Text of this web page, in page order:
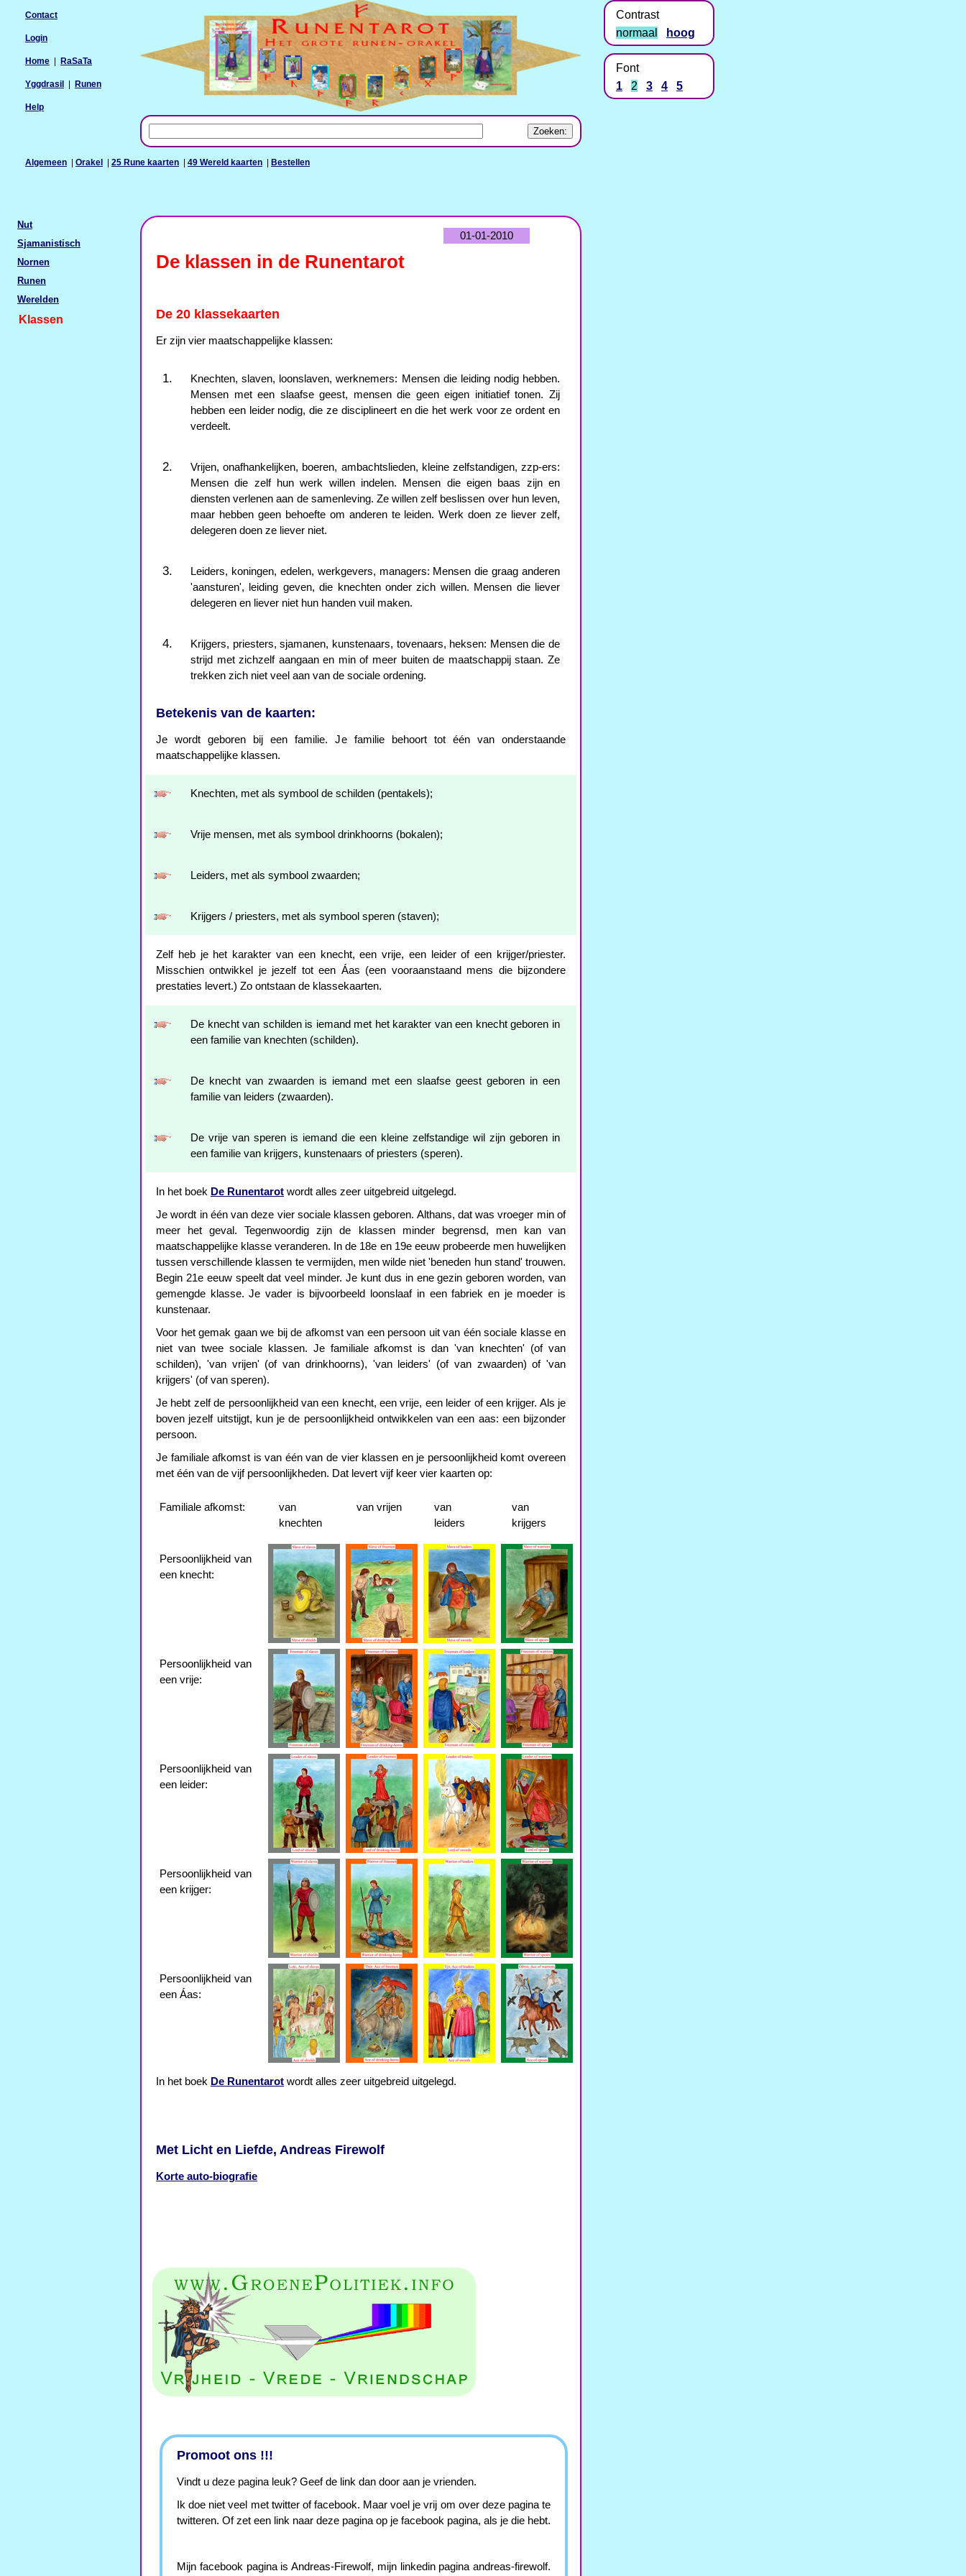
Algemeen Orakel 25 Rune kaarten 49 Wereld kaarten Bestellen
Contact
Login
Home RaSaTa
Yggdrasil Runen
Help
01-01-2010
De klassen in de Runentarot
De 20 klassekaarten
Er zijn vier maatschappelijke klassen:
Knechten, slaven, loonslaven, werknemers: Mensen die leiding nodig hebben.
Mensen met een slaafse geest, mensen die geen eigen initiatief tonen. Zij
hebben een leider nodig, die ze disciplineert en die het werk voor ze ordent en
verdeelt.
Vrijen, onafhankelijken, boeren, ambachtslieden, kleine zelfstandigen, zzp-ers:
Mensen die zelf hun werk willen indelen. Mensen die eigen baas zijn en
diensten verlenen aan de samenleving. Ze willen zelf beslissen over hun leven,
maar hebben geen behoefte om anderen te leiden. Werk doen ze liever zelf,
delegeren doen ze liever niet.
Leiders, koningen, edelen, werkgevers, managers: Mensen die graag anderen
'aansturen', leiding geven, die knechten onder zich willen. Mensen die liever
delegeren en liever niet hun handen vuil maken.
Krijgers, priesters, sjamanen, kunstenaars, tovenaars, heksen: Mensen die de
strijd met zichzelf aangaan en min of meer buiten de maatschappij staan. Ze
trekken zich niet veel aan van de sociale ordening.
Betekenis van de kaarten:
Je wordt geboren bij een familie. Je familie behoort tot één van onderstaande
maatschappelijke klassen.
Knechten, met als symbool de schilden (pentakels);
Vrije mensen, met als symbool drinkhoorns (bokalen);
Leiders, met als symbool zwaarden;
Krijgers / priesters, met als symbool speren (staven);
Zelf heb je het karakter van een knecht, een vrije, een leider of een krijger/priester.
Misschien ontwikkel je jezelf tot een Áas (een vooraanstaand mens die bijzondere
prestaties levert.) Zo ontstaan de klassekaarten.
De knecht van schilden is iemand met het karakter van een knecht geboren in
een familie van knechten (schilden).
De knecht van zwaarden is iemand met een slaafse geest geboren in een
familie van leiders (zwaarden).
De vrije van speren is iemand die een kleine zelfstandige wil zijn geboren in
een familie van krijgers, kunstenaars of priesters (speren).
In het boek De Runentarot wordt alles zeer uitgebreid uitgelegd.
Je wordt in één van deze vier sociale klassen geboren. Althans, dat was vroeger min of
meer het geval. Tegenwoordig zijn de klassen minder begrensd, men kan van
maatschappelijke klasse veranderen. In de 18e en 19e eeuw probeerde men huwelijken
tussen verschillende klassen te vermijden, men wilde niet 'beneden hun stand' trouwen.
Begin 21e eeuw speelt dat veel minder. Je kunt dus in ene gezin geboren worden, van
gemengde klasse. Je vader is bijvoorbeeld loonslaaf in een fabriek en je moeder is
kunstenaar.
Voor het gemak gaan we bij de afkomst van een persoon uit van één sociale klasse en
niet van twee sociale klassen. Je familiale afkomst is dan 'van knechten' (of van
schilden), 'van vrijen' (of van drinkhoorns), 'van leiders' (of van zwaarden) of 'van
krijgers' (of van speren).
Je hebt zelf de persoonlijkheid van een knecht, een vrije, een leider of een krijger. Als je
boven jezelf uitstijgt, kun je de persoonlijkheid ontwikkelen van een aas: een bijzonder
persoon.
Je familiale afkomst is van één van de vier klassen en je persoonlijkheid komt overeen
met één van de vijf persoonlijkheden. Dat levert vijf keer vier kaarten op:
Familiale afkomst:
van
knechten
van vrijen
van
leiders
van
krijgers
Persoonlijkheid van
een knecht:
Persoonlijkheid van
een vrije:
Persoonlijkheid van
een leider:
Persoonlijkheid van
een krijger:
Persoonlijkheid van
een Áas:
In het boek De Runentarot wordt alles zeer uitgebreid uitgelegd.
Met Licht en Liefde, Andreas Firewolf
Korte auto-biografie
Promoot ons !!!
Vindt u deze pagina leuk? Geef de link dan door aan je vrienden.
Ik doe niet veel met twitter of facebook. Maar voel je vrij om over deze pagina te
twitteren. Of zet een link naar deze pagina op je facebook pagina, als je die hebt.
Mijn facebook pagina is Andreas-Firewolf, mijn linkedin pagina andreas-firewolf.
Nut
Sjamanistisch
Nornen
Runen
Werelden
Klassen
Contrast
normaal
hoog
Font
1
2 3 4 5